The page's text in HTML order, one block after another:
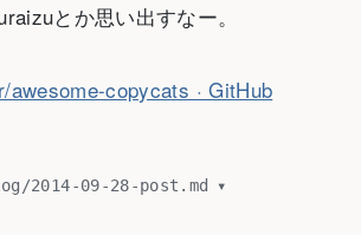
とか思い出すなー。
copycats · GitHub
/2014-09-28-post.md
▾